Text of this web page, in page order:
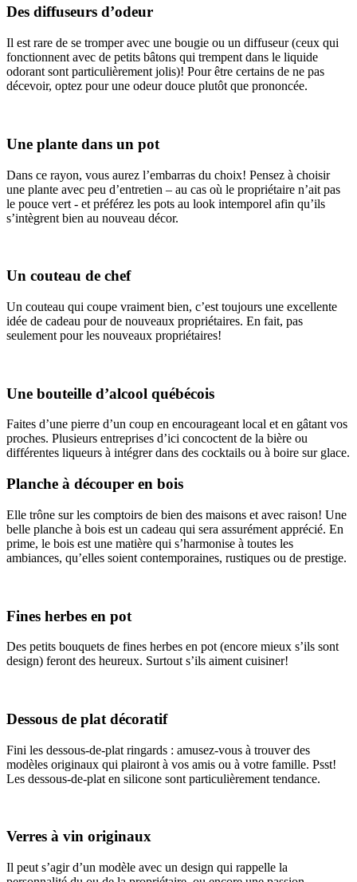
Des diffuseurs d’odeur
Il est rare de se tromper avec une bougie ou un diffuseur (ceux qui
fonctionnent avec de petits bâtons qui trempent dans le liquide
odorant sont particulièrement jolis)! Pour être certains de ne pas
décevoir, optez pour une odeur douce plutôt que prononcée.
Une plante dans un pot
Dans ce rayon, vous aurez l’embarras du choix! Pensez à choisir
une plante avec peu d’entretien – au cas où le propriétaire n’ait pas
le pouce vert - et préférez les pots au look intemporel afin qu’ils
s’intègrent bien au nouveau décor.
Un couteau de chef
Un couteau qui coupe vraiment bien, c’est toujours une excellente
idée de cadeau pour de nouveaux propriétaires. En fait, pas
seulement pour les nouveaux propriétaires!
Une bouteille d’alcool québécois
Faites d’une pierre d’un coup en encourageant local et en gâtant vos
proches. Plusieurs entreprises d’ici concoctent de la bière ou
différentes liqueurs à intégrer dans des cocktails ou à boire sur glace.
Planche à découper en bois
Elle trône sur les comptoirs de bien des maisons et avec raison! Une
belle planche à bois est un cadeau qui sera assurément apprécié. En
prime, le bois est une matière qui s’harmonise à toutes les
ambiances, qu’elles soient contemporaines, rustiques ou de prestige.
Fines herbes en pot
Des petits bouquets de fines herbes en pot (encore mieux s’ils sont
design) feront des heureux. Surtout s’ils aiment cuisiner!
Dessous de plat décoratif
Fini les dessous-de-plat ringards : amusez-vous à trouver des
modèles originaux qui plairont à vos amis ou à votre famille. Psst!
Les dessous-de-plat en silicone sont particulièrement tendance.
Verres à vin originaux
Il peut s’agir d’un modèle avec un design qui rappelle la